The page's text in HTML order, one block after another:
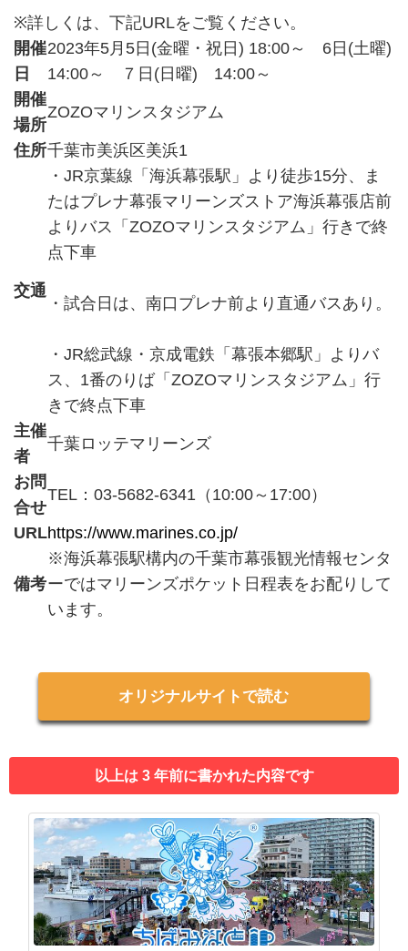
※詳しくは、下記URLをご覧ください。
開催
日
2023年5月5日(金曜・祝日) 18:00～ 6日(土曜)
14:00～ ７日(日曜) 14:00～
開催
場所
ZOZOマリンスタジアム
住所千葉市美浜区美浜1
交通
・JR京葉線「海浜幕張駅」より徒歩15分、ま
たはプレナ幕張マリーンズストア海浜幕張店前
よりバス「ZOZOマリンスタジアム」行きで終
点下車
・試合日は、南口プレナ前より直通バスあり。
・JR総武線・京成電鉄「幕張本郷駅」よりバ
ス、1番のりば「ZOZOマリンスタジアム」行
きで終点下車
主催
者
千葉ロッテマリーンズ
お問
合せ
TEL：03-5682-6341（10:00～17:00）
URLhttps://www.marines.co.jp/
備考
※海浜幕張駅構内の千葉市幕張観光情報センタ
ーではマリーンズポケット日程表をお配りして
います。
オリジナルサイトで読む
以上は 3 年前に書かれた内容です